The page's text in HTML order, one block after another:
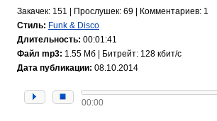
Закачек: 151 | Прослушек: 69 | Комментариев: 1
Стиль: Funk & Disco
Длительность: 00:01:41
Файл mp3: 1.55 Мб | Битрейт: 128 кбит/с
Дата публикации: 08.10.2014
00:00